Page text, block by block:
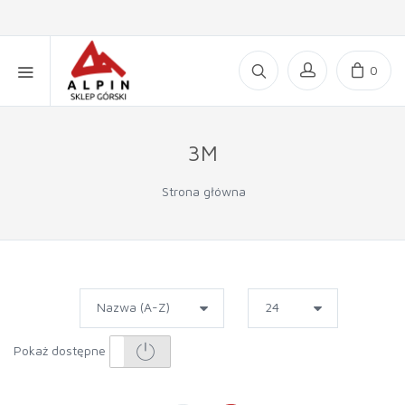
0
3M
Strona główna
Pokaż dostępne